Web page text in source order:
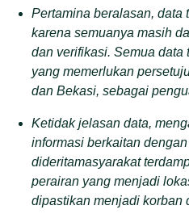
Pertamina beralasan, data
karena semuanya masih
dan verifikasi. Semua data
yang memerlukan
dan Bekasi, sebagai
Ketidak jelasan data,
informasi berkaitan
dideritamasyarakat
perairan yang menjadi
dipastikan menjadi korban